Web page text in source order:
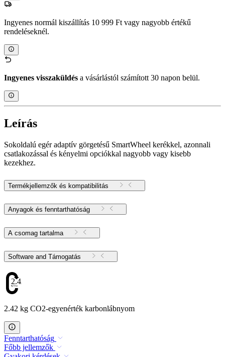
Ingyenes normál kiszállítás 10 999 Ft vagy nagyobb értékű
rendeléseknél.
Ingyenes visszaküldés a vásárlástól számított 30 napon belül.
Leírás
Sokoldalú egér adaptív görgetésű SmartWheel kerékkel, azonnali
csatlakozással és kényelmi opciókkal nagyobb vagy kisebb
kezekhez.
Termékjellemzők és kompatibilitás
Anyagok és fenntarthatóság
A csomag tartalma
Software and Támogatás
2.42
2.42 kg CO2-egyenérték karbonlábnyom
Fenntarthatóság
Főbb jellemzők